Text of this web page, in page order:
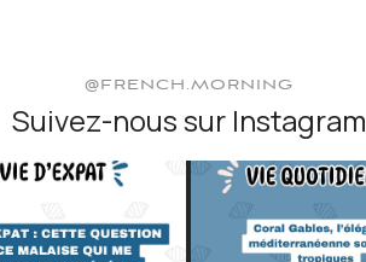
@FRENCH.MORNING
Suivez-nous sur Instagram